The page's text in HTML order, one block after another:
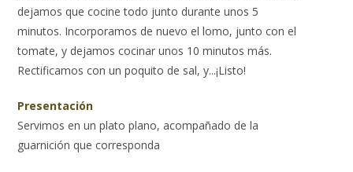
dejamos que cocine todo junto durante unos 5
minutos. Incorporamos de nuevo el lomo, junto con el
tomate, y dejamos cocinar unos 10 minutos más.
Rectificamos con un poquito de sal, y...¡Listo!
Presentación
Servimos en un plato plano, acompañado de la
guarnición que corresponda